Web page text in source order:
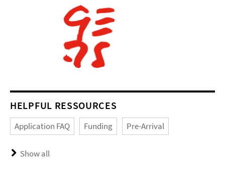
HELPFUL RESSOURCES
Application FAQ Funding Pre-Arrival
Show all